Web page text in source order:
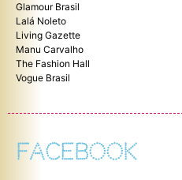
Glamour Brasil
Lalá Noleto
Living Gazette
Manu Carvalho
The Fashion Hall
Vogue Brasil
FACEBOOK